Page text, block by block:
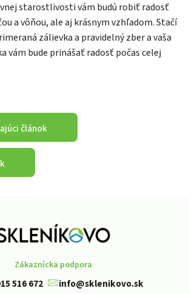
starostlivosti vám budú robiť radosť
a vôňou, ale aj krásnym vzhľadom. Stačí
zálievka a pravidelný zber a vaša
vám bude prinášať radosť počas celej
článok
Zákaznícka podpora
516 672 info@sklenikovo.sk